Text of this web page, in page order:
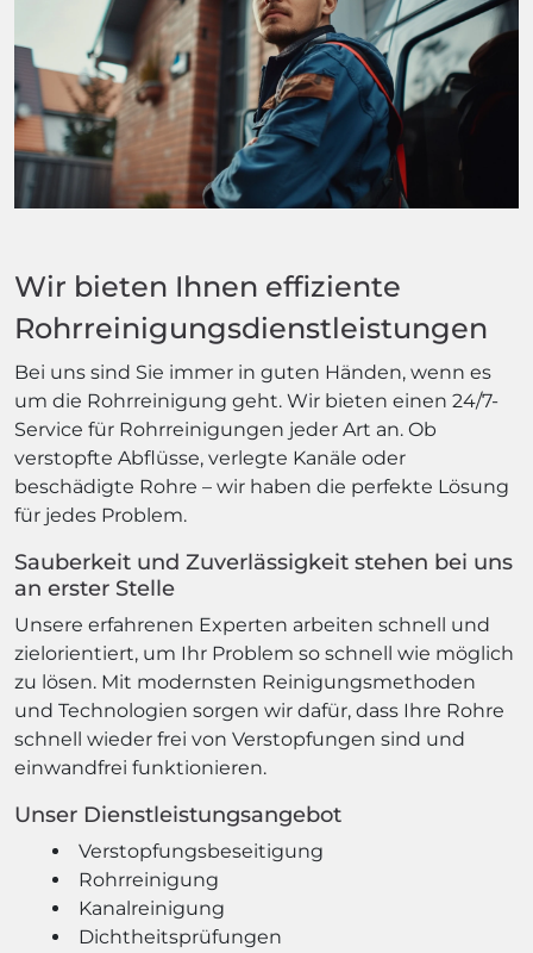
Wir bieten Ihnen effiziente
Rohrreinigungsdienstleistungen
Bei uns sind Sie immer in guten Händen, wenn es
um die Rohrreinigung geht. Wir bieten einen 24/7-
Service für Rohrreinigungen jeder Art an. Ob
verstopfte Abflüsse, verlegte Kanäle oder
beschädigte Rohre – wir haben die perfekte Lösung
für jedes Problem.
Sauberkeit und Zuverlässigkeit stehen bei uns
an erster Stelle
Unsere erfahrenen Experten arbeiten schnell und
zielorientiert, um Ihr Problem so schnell wie möglich
zu lösen. Mit modernsten Reinigungsmethoden
und Technologien sorgen wir dafür, dass Ihre Rohre
schnell wieder frei von Verstopfungen sind und
einwandfrei funktionieren.
Unser Dienstleistungsangebot
Verstopfungsbeseitigung
Rohrreinigung
Kanalreinigung
Dichtheitsprüfungen